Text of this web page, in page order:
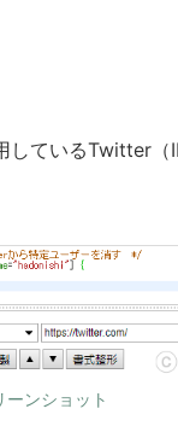
しているTwitter
ンショット